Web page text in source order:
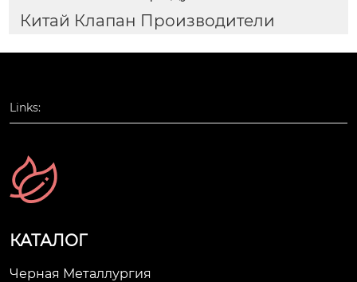
Китай Клапан Производители
Links:
КАТАЛОГ
Черная Металлургия